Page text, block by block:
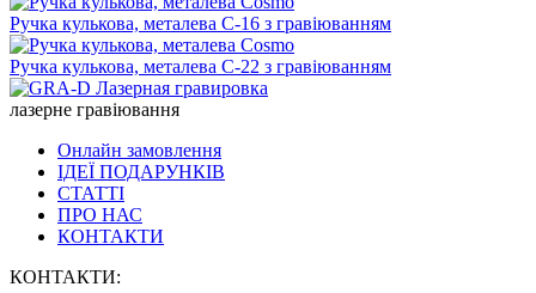
Ручка кулькова, металева C-16 з гравіюванням
Ручка кулькова, металева C-22 з гравіюванням
лазерне гравіювання
Онлайн замовлення
ІДЕЇ ПОДАРУНКІВ
СТАТТІ
ПРО НАС
КОНТАКТИ
КОНТАКТИ: